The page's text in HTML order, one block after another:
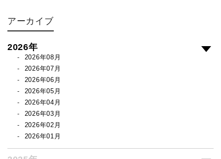
アーカイブ
2026年
2026年08月
2026年07月
2026年06月
2026年05月
2026年04月
2026年03月
2026年02月
2026年01月